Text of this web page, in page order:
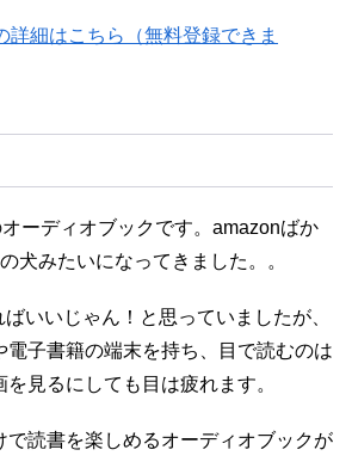
詳細はこちら（無料登録できま
ーディオブックです。amazonばか
犬みたいになってきました。。
いいじゃん！と思っていましたが、
電子書籍の端末を持ち、目で読むのは
見るにしても目は疲れます。
で読書を楽しめるオーディオブックが